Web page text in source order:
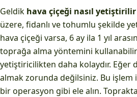
Geldik hava çiçeği nasıl yetiştirilir
üzere, fidanlı ve tohumlu şekilde
hava çiçeği varsa, 6 ay ila 1 yıl
toprağa alma yöntemini
yetiştiricilikten daha kolaydır.
almak zorunda değilsiniz. Bu işlem
bir operasyon gibi ele alın.